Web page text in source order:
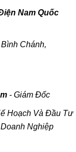
Nam Quốc
Chánh,
- Giám Đốc
Hoạch Và Đầu Tư
Nghiệp